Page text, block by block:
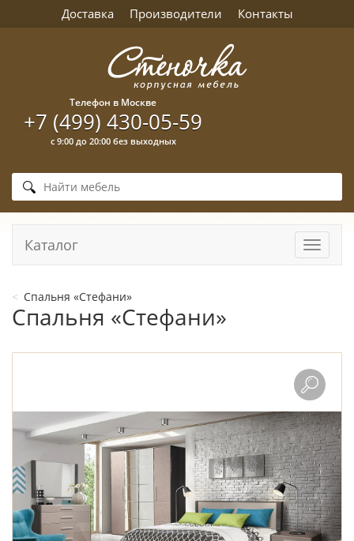
Доставка Производители Контакты
Телефон в Москве
+7 (499) 430-05-59
с 9:00 до 20:00 без выходных
Каталог
Спальня «Стефани»
Спальня «Стефани»